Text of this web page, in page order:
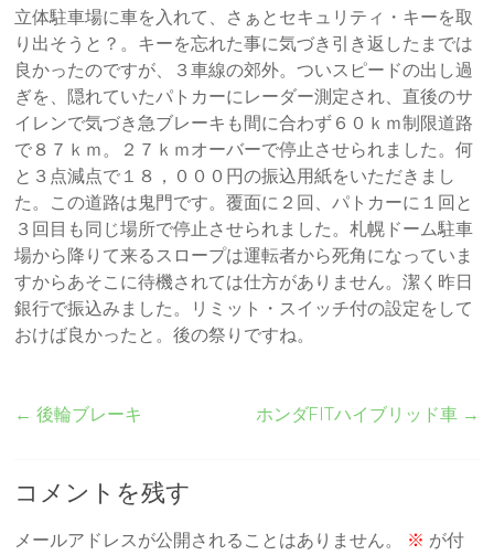
立体駐車場に車を入れて、さぁとセキュリティ・キーを取
り出そうと？。キーを忘れた事に気づき引き返したまでは
良かったのですが、３車線の郊外。ついスピードの出し過
ぎを、隠れていたパトカーにレーダー測定され、直後のサ
イレンで気づき急ブレーキも間に合わず６０ｋｍ制限道路
で８７ｋｍ。２７ｋｍオーバーで停止させられました。何
と３点減点で１８，０００円の振込用紙をいただきまし
た。この道路は鬼門です。覆面に２回、パトカーに１回と
３回目も同じ場所で停止させられました。札幌ドーム駐車
場から降りて来るスロープは運転者から死角になっていま
すからあそこに待機されては仕方がありません。潔く昨日
銀行で振込みました。リミット・スイッチ付の設定をして
おけば良かったと。後の祭りですね。
← 後輪ブレーキ ホンダFITハイブリッド車 →
コメントを残す
メールアドレスが公開されることはありません。 ※ が付